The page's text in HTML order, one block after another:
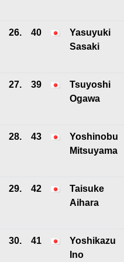
26. 40
Yasuyuki
Sasaki
27. 39
Tsuyoshi
Ogawa
28. 43
Yoshinobu
Mitsuyama
29. 42
Taisuke
Aihara
30. 41
Yoshikazu
Ino